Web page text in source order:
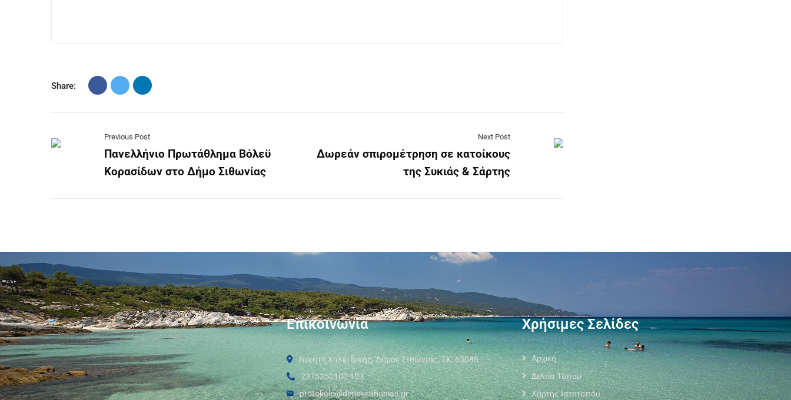
Share:
Previous Post
Πανελλήνιο Πρωτάθλημα Βόλεϋ
Κορασίδων στο Δήμο Σιθωνίας
Next Post
Δωρεάν σπιρομέτρηση σε κατοίκους
της Συκιάς & Σάρτης
Επικοινωνία
Νικήτη Χαλκιδικής, Δήμος Σιθωνίας, ΤΚ: 63088
2375350100 102
protokolo@dimossithonias.gr
Χρήσιμες Σελίδες
Αρχική
Δελτία Τύπου
Χάρτης Ιστοτόπου